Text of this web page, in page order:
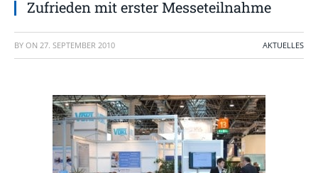
Zufrieden mit erster Messeteilnahme
BY ON 27. SEPTEMBER 2010 AKTUELLES